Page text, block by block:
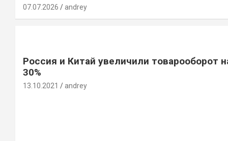
07.07.2026 andrey
Россия и Китай увеличили товарооборот
30%
13.10.2021 andrey